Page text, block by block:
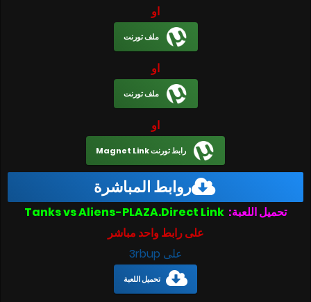
او
ملف تورنت
او
ملف تورنت
او
رابط تورنت Magnet Link
روابط المباشرة
تحميل اللعبة:
على رابط واحد مباشر
على 3rbup
تحميل اللعبة